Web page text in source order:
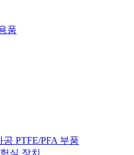
품
PTFE/PFA 부품
실 장치